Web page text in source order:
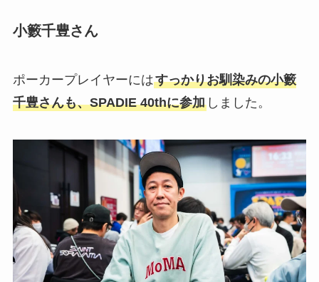
小籔千豊さん
ポーカープレイヤーにはすっかりお馴染みの小籔
千豊さんも、SPADIE 40thに参加しました。